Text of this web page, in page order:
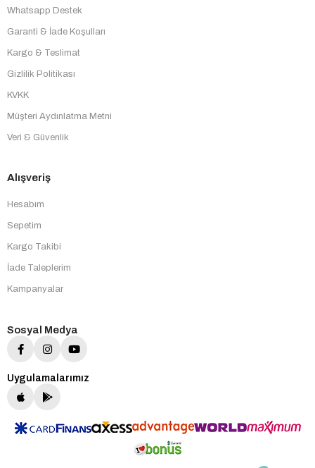
Whatsapp Destek
Garanti & İade Koşulları
Kargo & Teslimat
Gizlilik Politikası
KVKK
Müşteri Aydınlatma Metni
Veri & Güvenlik
Alışveriş
Hesabım
Sepetim
Kargo Takibi
İade Taleplerim
Kampanyalar
Sosyal Medya
Uygulamalarımız